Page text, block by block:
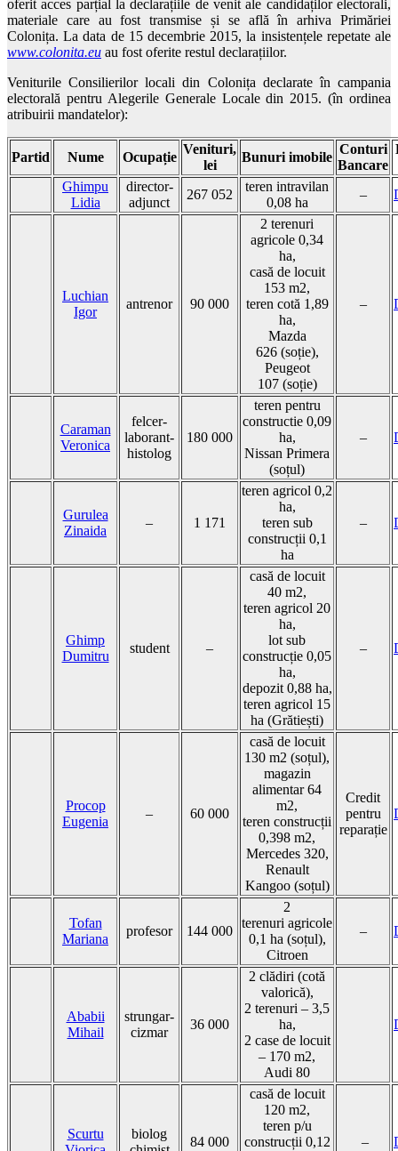
oferit acces parțial la declarațiile de venit ale candidaților electorali,
materiale care au fost transmise și se află în arhiva Primăriei
Colonița. La data de 15 decembrie 2015, la insistențele repetate ale
www.colonita.eu au fost oferite restul declarațiilor.
Veniturile Consilierilor locali din Colonița declarate în campania
electorală pentru Alegerile Generale Locale din 2015. (în ordinea
atribuirii mandatelor):
Partid Nume Ocupație
Venituri,
lei
Bunuri imobile
Conturi
Bancare
Ghimpu
Lidia
director-
adjunct
267 052
teren intravilan
0,08 ha
–
Luchian
Igor
antrenor 90 000
2 terenuri
agricole 0,34
ha,
casă de locuit
153 m2,
teren cotă 1,89
ha,
Mazda
626 (soție),
Peugeot
107 (soție)
–
Caraman
Veronica
felcer-
laborant-
histolog
180 000
teren pentru
constructie 0,09
ha,
Nissan Primera
(soțul)
–
Gurulea
Zinaida
– 1 171
teren agricol 0,2
ha,
teren sub
construcții 0,1
ha
–
Ghimp
Dumitru
student –
casă de locuit
40 m2,
teren agricol 20
ha,
lot sub
construcție 0,05
ha,
depozit 0,88 ha,
teren agricol 15
ha (Grătiești)
–
Procop
Eugenia
– 60 000
casă de locuit
130 m2 (soțul),
magazin
alimentar 64
m2,
teren construcții
0,398 m2,
Mercedes 320,
Renault
Kangoo (soțul)
Credit
pentru
reparație
Tofan
Mariana
profesor 144 000
2
terenuri agricole
0,1 ha (soțul),
Citroen
–
Ababii
Mihail
strungar-
cizmar
36 000
2 clădiri (cotă
valorică),
2 terenuri – 3,5
ha,
2 case de locuit
– 170 m2,
Audi 80
Scurtu
biolog
84 000
casă de locuit
120 m2,
teren p/u
construcții 0,12
–